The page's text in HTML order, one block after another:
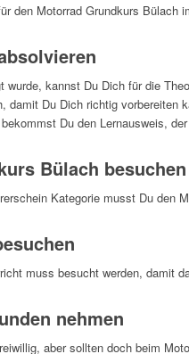
den Motorrad Grundkurs
wurde, kannst Du Dich für die
damit Du Dich richtig
Du den Lernausweis,
Bülach besuchen
Kategorie musst Du den
muss besucht werden, damit
nehmen
aber sollten doch beim